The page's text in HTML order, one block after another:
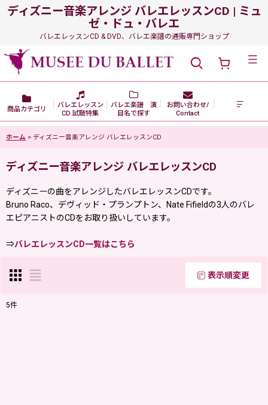
ディズニー音楽アレンジ バレエレッスンCD | ミュ
ゼ・ドュ・バレエ
バレエレッスンCD & DVD、バレエ楽譜の通販専門ショップ
商品カテゴリ
バレエレッスン
CD 試聴特集
バレエ楽譜 演
目名で探す
お問い合わせ/
Contact
ホーム > ディズニー音楽アレンジ バレエレッスンCD
ディズニー音楽アレンジ バレエレッスンCD
ディズニーの曲をアレンジしたバレエレッスンCDです。
Bruno Raco、デヴィッド・プランプトン、Nate Fifieldの3人のバレ
エピアニストのCDをお取り扱いしています。
⇒バレエレッスンCD一覧はこちら
表示順変更
5件